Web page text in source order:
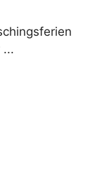
...